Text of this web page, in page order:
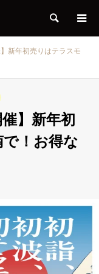
検索
】新年初売りはテラスモ
】新年初
！お得な